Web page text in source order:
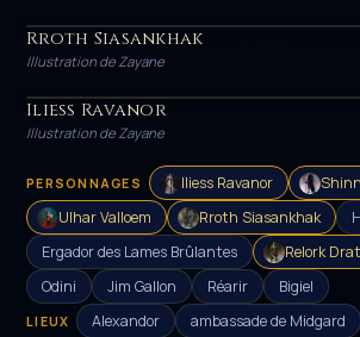
HÉROS
Rroth Siasankhak
Illustration de Zayane
HÉROS
Iliess Ravanor
Illustration de Zayane
PERSONNAGES Iliess Ravanor
Ulhar Valloem
Rroth Siasankhak
Ergador des Lames Brûlantes
Relork
Odini
Jim Gallon Réarir Bigiel
LIEUX Alexandor
ambassade de Midgard